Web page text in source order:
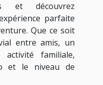
et découvrez
parfaite
Que ce soit
entre amis, un
familiale,
et le niveau de